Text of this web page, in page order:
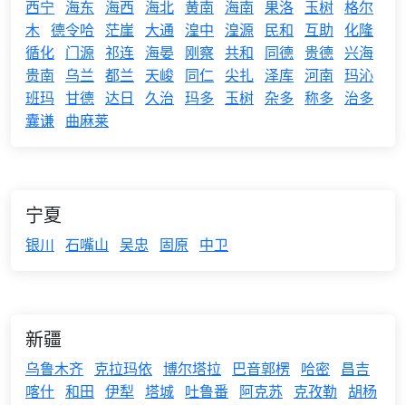
西宁 海东 海西 海北 黄南 海南 果洛 玉树 格尔
木 德令哈 茫崖 大通 湟中 湟源 民和 互助 化隆
循化 门源 祁连 海晏 刚察 共和 同德 贵德 兴海
贵南
乌兰 都兰 天峻 同仁 尖扎 泽库 河南 玛沁
班玛 甘德 达日 久治 玛多 玉树 杂多 称多
治多
囊谦 曲麻莱
宁夏
银川 石嘴山 吴忠 固原 中卫
新疆
乌鲁木齐 克拉玛依 博尔塔拉 巴音郭楞 哈密
昌吉
喀什 和田 伊犁 塔城 吐鲁番 阿克苏 克孜勒 胡杨